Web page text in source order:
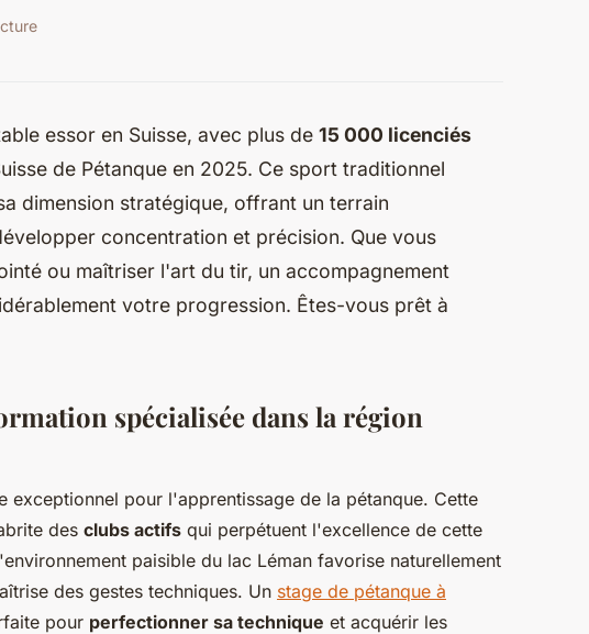
essor en Suisse, avec plus de 15 000 licenciés
de Pétanque en 2025. Ce sport traditionnel
dimension stratégique, offrant un terrain
concentration et précision. Que vous
ou maîtriser l'art du tir, un accompagnement
votre progression. Êtes-vous prêt à
spécialisée dans la région
exceptionnel pour l'apprentissage de la pétanque. Cette
des clubs actifs qui perpétuent l'excellence de cette
paisible du lac Léman favorise naturellement
des gestes techniques. Un stage de pétanque à
pour perfectionner sa technique et acquérir les